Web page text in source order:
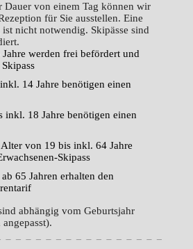
Dauer von einem Tag können wir
für Sie ausstellen. Eine
nicht notwendig. Skipässe sind
werden frei befördert und
14 Jahre benötigen einen
inkl. 18 Jahre benötigen einen
von 19 bis inkl. 64 Jahre
Skipass
65 Jahren erhalten den
abhängig vom Geburtsjahr